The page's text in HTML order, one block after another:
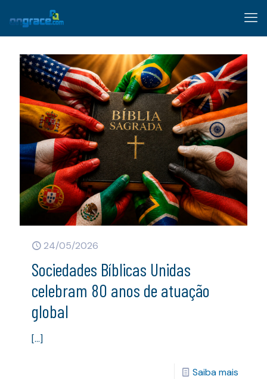
24/05/2026
Sociedades Bíblicas Unidas
celebram 80 anos de atuação
global
[…]
Saiba mais